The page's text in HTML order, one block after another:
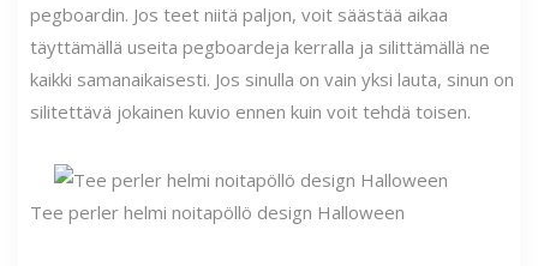
pegboardin. Jos teet niitä paljon, voit säästää aikaa
täyttämällä useita pegboardeja kerralla ja silittämällä ne
kaikki samanaikaisesti. Jos sinulla on vain yksi lauta, sinun on
silitettävä jokainen kuvio ennen kuin voit tehdä toisen.
Tee perler helmi noitapöllö design Halloween